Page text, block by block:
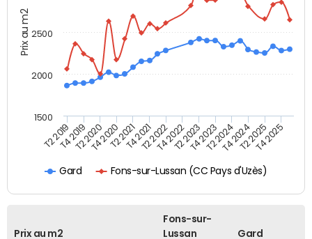
Prix au m2
Gard Fons-sur-Lussan (CC Pays d'Uzès)
T2 2019T4 2019T2 2020T4 2020T2 2021T4 2021T2 2022T4 2022T2 2023T4 2023T2 2024T4 2024T2 2025T4 2025
2000
2500
1500
Prix au m2
Fons-sur-
Lussan
Gard